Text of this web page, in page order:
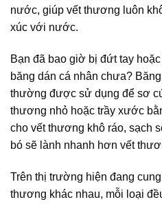
nước, giúp vết thương luôn
xúc với nước.
Bạn đã bao giờ bị đứt tay
băng dán cá nhân chưa?
thường được sử dụng để sơ
thương nhỏ hoặc trầy xước
cho vết thương khô ráo, sạch
bó sẽ lành nhanh hơn vết
Trên thị trường hiện đang
thương khác nhau, mỗi loại